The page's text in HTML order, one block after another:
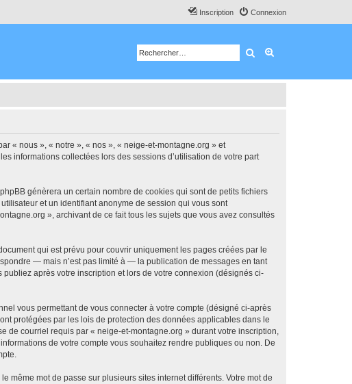
Connexion
Inscription
Rechercher
« nous », « notre », « nos », « neige-et-montagne.org » et
informations collectées lors des sessions d’utilisation de votre part
génèrera un certain nombre de cookies qui sont de petits fichiers
et un identifiant anonyme de session qui vous sont
», archivant de ce fait tous les sujets que vous avez consultés
qui est prévu pour couvrir uniquement les pages créées par le
— mais n’est pas limité à — la publication de messages en tant
après votre inscription et lors de votre connexion (désignés ci-
vous permettant de vous connecter à votre compte (désigné ci-après
protégées par les lois de protection des données applicables dans le
de courriel requis par « neige-et-montagne.org » durant votre inscription,
de votre compte vous souhaitez rendre publiques ou non. De
même mot de passe sur plusieurs sites internet différents. Votre mot de